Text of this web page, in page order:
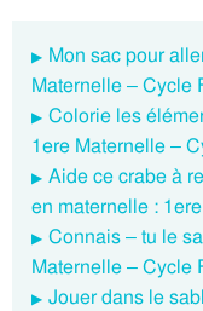
Mon sac pour
Maternelle – Cycle
Colorie les
1ere Maternelle –
Aide ce crabe à
en maternelle :
Connais – tu le
Maternelle – Cycle
Jouer dans le